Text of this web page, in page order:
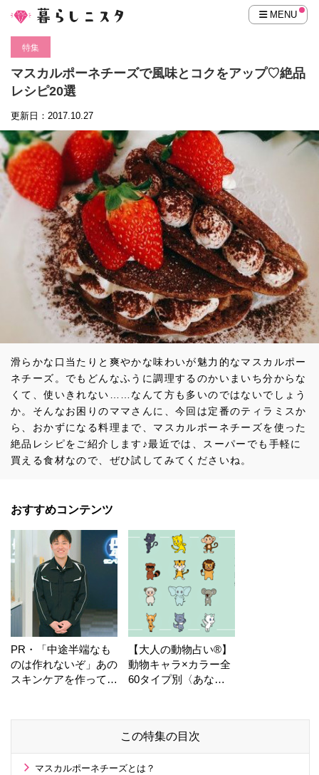
MENU
特集
マスカルポーネチーズで風味とコクをアップ♡絶品
レシピ20選
更新日：2017.10.27
滑らかな口当たりと爽やかな味わいが魅力的なマスカルポー
ネチーズ。でもどんなふうに調理するのかいまいち分からな
くて、使いきれない……なんて方も多いのではないでしょう
か。そんなお困りのママさんに、今回は定番のティラミスか
ら、おかずになる料理まで、マスカルポーネチーズを使った
絶品レシピをご紹介します♪最近では、スーパーでも手軽に
買える食材なので、ぜひ試してみてくださいね。
おすすめコンテンツ
PR・「中途半端なも
のは作れないぞ」あの
スキンケアを作ってい
【大人の動物占い®】
動物キャラ×カラー全
60タイプ別〈あなた
この特集の目次
マスカルポーネチーズとは？